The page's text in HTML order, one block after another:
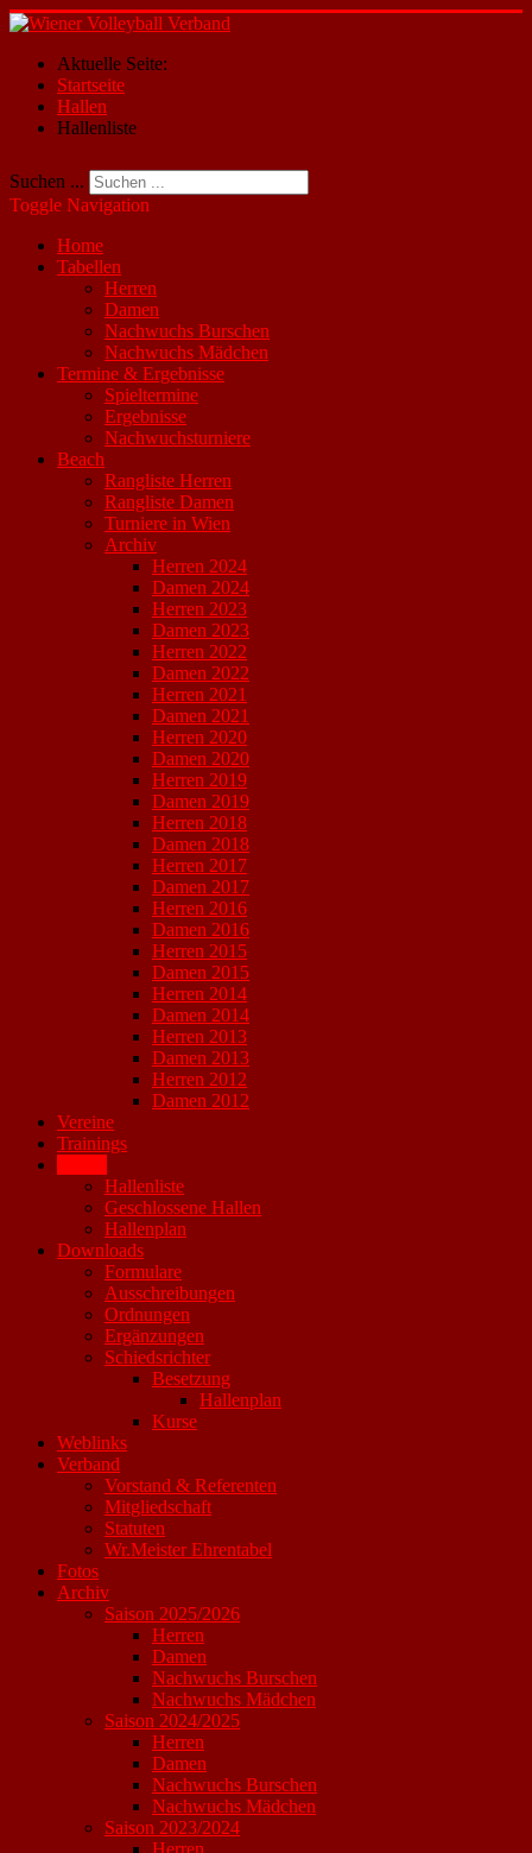
Aktuelle Seite:
Startseite
Hallen
Hallenliste
Suchen ...
Toggle Navigation
Home
Tabellen
Herren
Damen
Nachwuchs Burschen
Nachwuchs Mädchen
Termine & Ergebnisse
Spieltermine
Ergebnisse
Nachwuchsturniere
Beach
Rangliste Herren
Rangliste Damen
Turniere in Wien
Archiv
Herren 2024
Damen 2024
Herren 2023
Damen 2023
Herren 2022
Damen 2022
Herren 2021
Damen 2021
Herren 2020
Damen 2020
Herren 2019
Damen 2019
Herren 2018
Damen 2018
Herren 2017
Damen 2017
Herren 2016
Damen 2016
Herren 2015
Damen 2015
Herren 2014
Damen 2014
Herren 2013
Damen 2013
Herren 2012
Damen 2012
Vereine
Trainings
Hallenliste
Geschlossene Hallen
Hallenplan
Downloads
Formulare
Ausschreibungen
Ordnungen
Ergänzungen
Schiedsrichter
Besetzung
Hallenplan
Kurse
Weblinks
Verband
Vorstand & Referenten
Mitgliedschaft
Statuten
Wr.Meister Ehrentabel
Fotos
Archiv
Saison 2025/2026
Herren
Damen
Nachwuchs Burschen
Nachwuchs Mädchen
Saison 2024/2025
Herren
Damen
Nachwuchs Burschen
Nachwuchs Mädchen
Saison 2023/2024
Herren